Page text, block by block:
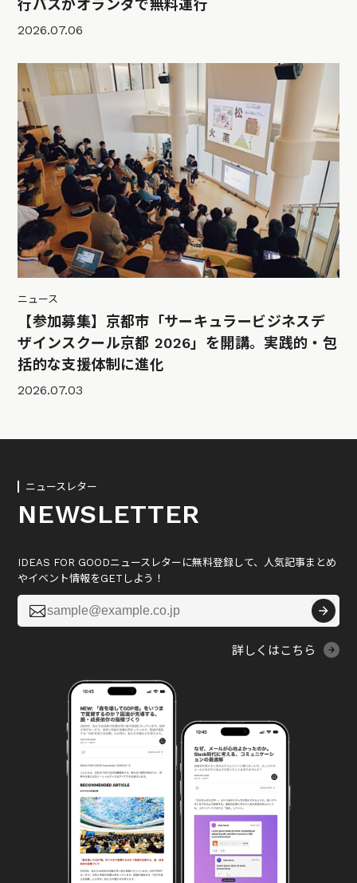
行バスがオランダで無料運行
2026.07.06
ニュース
【参加募集】京都市「サーキュラービジネスデ
ザインスクール京都 2026」を開講。実践的・包
括的な支援体制に進化
2026.07.03
ニュースレター
NEWSLETTER
IDEAS FOR GOODニュースレターに無料登録して、人気記事まとめ
やイベント情報をGETしよう！

詳しくはこちら